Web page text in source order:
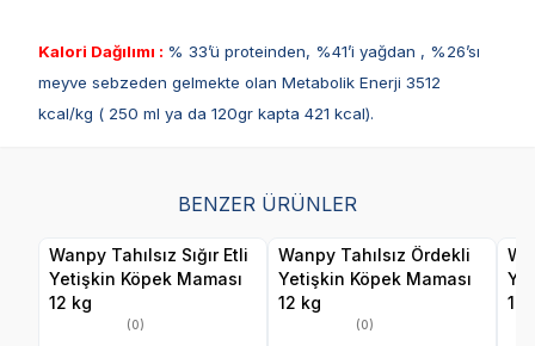
Kalori Dağılımı : % 33’ü proteinden, %41’i yağdan , %26’sı
meyve sebzeden gelmekte olan Metabolik Enerji 3512
kcal/kg ( 250 ml ya da 120gr kapta 421 kcal).
BENZER ÜRÜNLER
Wanpy Tahılsız Sığır Etli
Yetişkin Köpek Maması
12 kg
(0)
Wanpy Tahılsız Ördekli
Yetişkin Köpek Maması
12 kg
(0)
12